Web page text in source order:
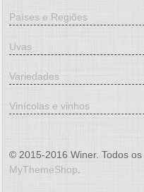
Países e Regiões
Uvas
Variedades
Vinícolas e vinhos
© 2015-2016 Winer. Todos
MyThemeShop